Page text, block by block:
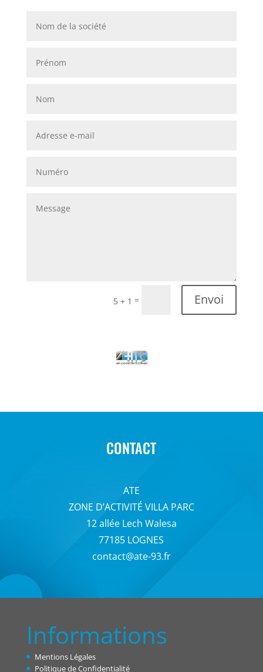
5 + 1 = Envoi
CONTACT
ATE
ZONE D’ACTIVITÉ VILLA PARC
12 allée Lech Walesa
77185 LOGNES
contact@ate-93.fr
Informations
Mentions Légales
Politique de Confidentialité